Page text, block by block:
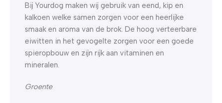
Bij Yourdog maken wij gebruik van eend, kip en
kalkoen welke samen zorgen voor een heerlijke
smaak en aroma van de brok. De hoog verteerbare
eiwitten in het gevogelte zorgen voor een goede
spieropbouw en zijn rijk aan vitaminen en
mineralen.
Groente